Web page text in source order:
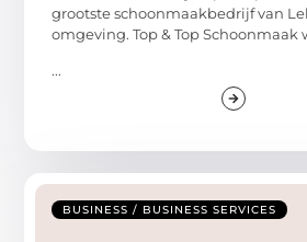
grootste schoonmaakbedrijf van
omgeving. Top & Top Schoonmaak
...
BUSINESS / BUSINESS SERVICES